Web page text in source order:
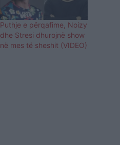
Puthje e përqafime, Noizy
dhe Stresi dhurojnë show
në mes të sheshit (VIDEO)